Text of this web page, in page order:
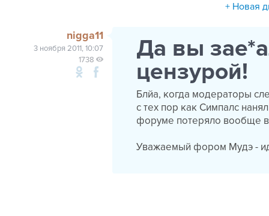
+ Новая
nigga11
3 ноября 2011, 10:07
1738
Да вы
цензурой!
Блйа, когда модераторы
с тех пор как Симпалс
форуме потеряло вообще
Уважаемый фором Мудэ -